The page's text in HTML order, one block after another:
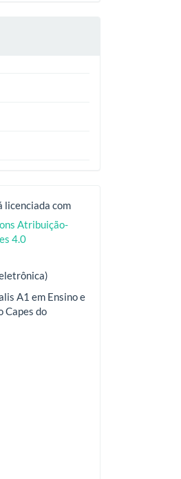
licenciada com
Atribuição-
4.0
A1 em Ensino e
Capes do